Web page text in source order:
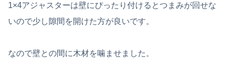
1×4アジャスターは壁にぴったり付けるとつまみが回せな
いので少し隙間を開けた方が良いです。
なので壁との間に木材を噛ませました。